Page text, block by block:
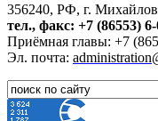
356240, РФ, г.
тел., факс: +7 (86553)
Приёмная главы: +7
Эл. почта: